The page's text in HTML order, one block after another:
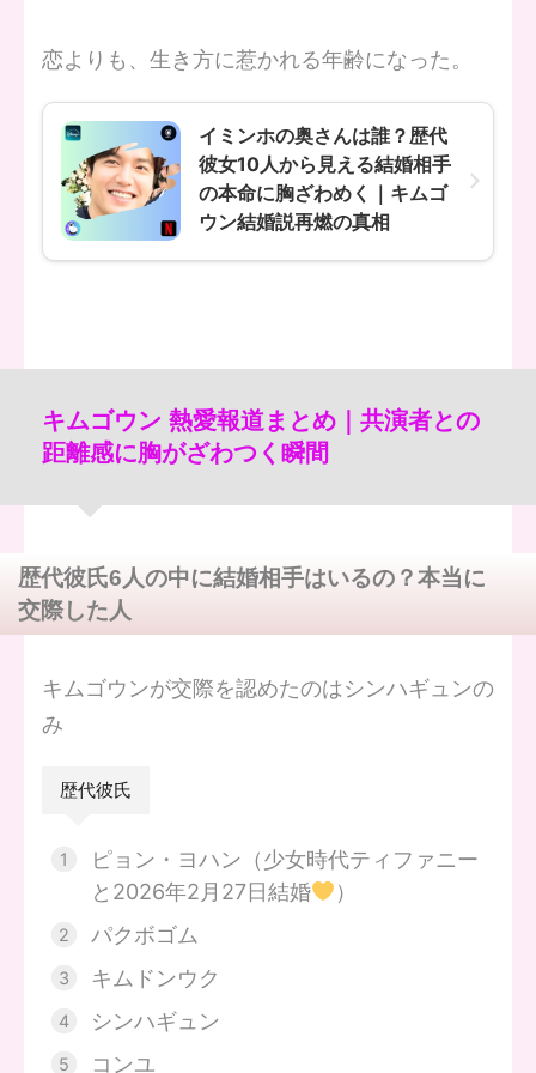
恋よりも、生き方に惹かれる年齢になった。
イミンホの奥さんは誰？歴代
彼女10人から見える結婚相手
の本命に胸ざわめく｜キムゴ
ウン結婚説再燃の真相
キムゴウン 熱愛報道まとめ｜共演者との
距離感に胸がざわつく瞬間
歴代彼氏6人の中に結婚相手はいるの？本当に
交際した人
キムゴウンが交際を認めたのはシンハギュンの
み
歴代彼氏
ピョン・ヨハン（少女時代ティファニー
と2026年2月27日結婚
）
パクボゴム
キムドンウク
シンハギュン
コンユ